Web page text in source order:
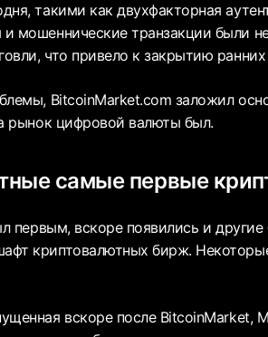
такими как двухфакторная
мошеннические транзакции были
что привело к закрытию
BitcoinMarket.com заложил
рынок цифровой валюты был.
самые первые
первым, вскоре появились и
криптовалютных бирж.
вскоре после BitcoinMarket,